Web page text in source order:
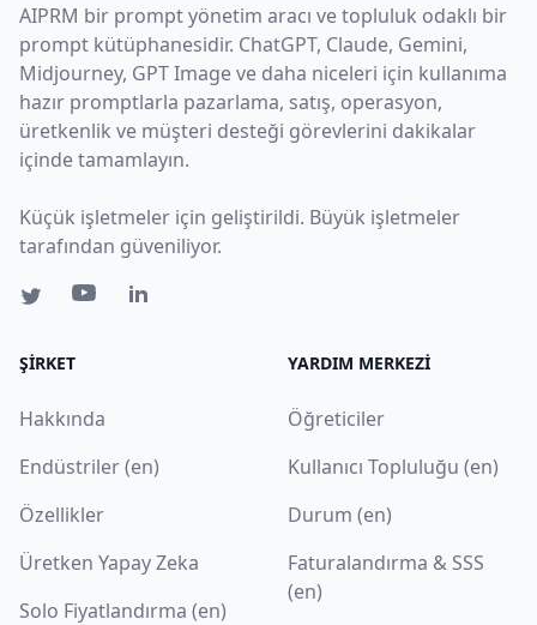
AIPRM bir prompt yönetim aracı ve topluluk odaklı bir
prompt kütüphanesidir. ChatGPT, Claude, Gemini,
Midjourney, GPT Image ve daha niceleri için kullanıma
hazır promptlarla pazarlama, satış, operasyon,
üretkenlik ve müşteri desteği görevlerini dakikalar
içinde tamamlayın.
Küçük işletmeler için geliştirildi. Büyük işletmeler
tarafından güveniliyor.
ŞIRKET
Hakkında
Endüstriler (en)
Özellikler
Üretken Yapay Zeka
Solo Fiyatlandırma (en)
YARDIM MERKEZI
Öğreticiler
Kullanıcı Topluluğu (en)
Durum (en)
Faturalandırma & SSS
(en)